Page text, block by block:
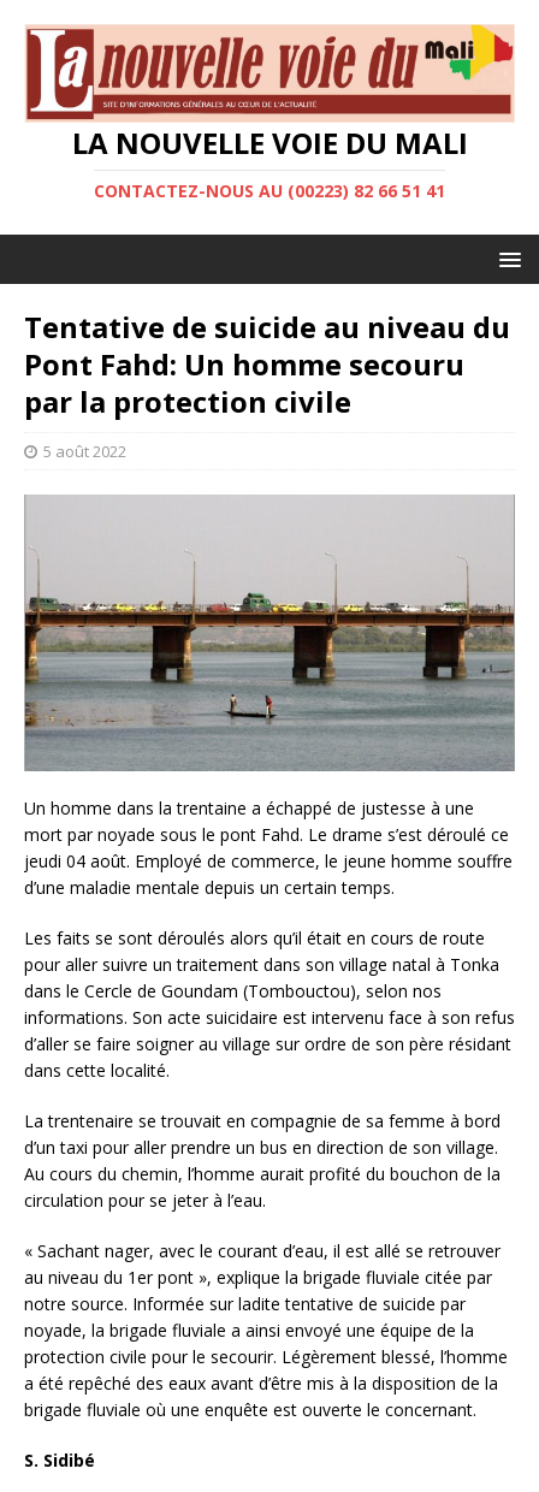
LA NOUVELLE VOIE DU MALI
CONTACTEZ-NOUS AU (00223) 82 66 51 41
Tentative de suicide au niveau du
Pont Fahd: Un homme secouru
par la protection civile
5 août 2022
Un homme dans la trentaine a échappé de justesse à une
mort par noyade sous le pont Fahd. Le drame s’est déroulé ce
jeudi 04 août. Employé de commerce, le jeune homme souffre
d’une maladie mentale depuis un certain temps.
Les faits se sont déroulés alors qu’il était en cours de route
pour aller suivre un traitement dans son village natal à Tonka
dans le Cercle de Goundam (Tombouctou), selon nos
informations. Son acte suicidaire est intervenu face à son refus
d’aller se faire soigner au village sur ordre de son père résidant
dans cette localité.
La trentenaire se trouvait en compagnie de sa femme à bord
d’un taxi pour aller prendre un bus en direction de son village.
Au cours du chemin, l’homme aurait profité du bouchon de la
circulation pour se jeter à l’eau.
« Sachant nager, avec le courant d’eau, il est allé se retrouver
au niveau du 1er pont », explique la brigade fluviale citée par
notre source. Informée sur ladite tentative de suicide par
noyade, la brigade fluviale a ainsi envoyé une équipe de la
protection civile pour le secourir. Légèrement blessé, l’homme
a été repêché des eaux avant d’être mis à la disposition de la
brigade fluviale où une enquête est ouverte le concernant.
S. Sidibé